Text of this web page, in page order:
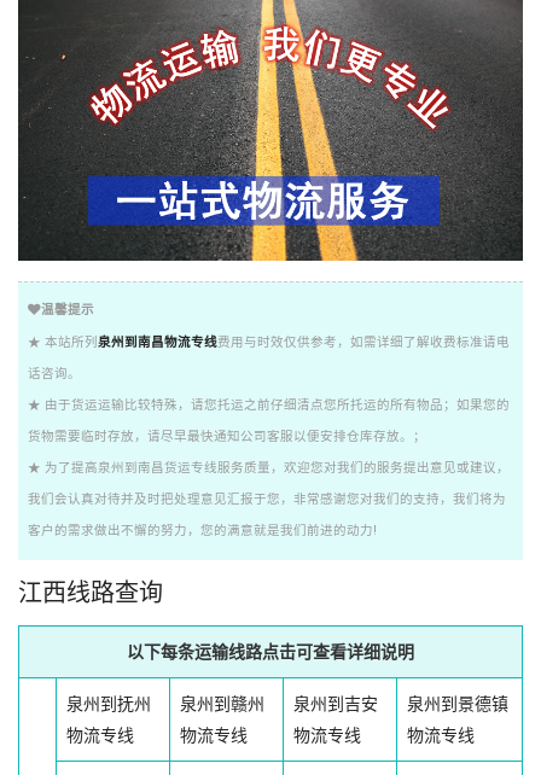
温馨提示
★ 本站所列 泉州到南昌物流专线费用与时效仅供参考，如需详细了解收费标准请电
话咨询。
★ 由于货运运输比较特殊，请您托运之前仔细清点您所托运的所有物品；如果您的
货物需要临时存放，请尽早最快通知公司客服以便安排仓库存放。；
★ 为了提高泉州到南昌货运专线服务质量，欢迎您对我们的服务提出意见或建议，
我们会认真对待并及时把处理意见汇报于您，非常感谢您对我们的支持，我们将为
客户的需求做出不懈的努力，您的满意就是我们前进的动力!
江西线路查询
以下每条运输线路点击可查看详细说明
泉州到抚州
物流专线
泉州到赣州
物流专线
泉州到吉安
物流专线
泉州到景德镇
物流专线